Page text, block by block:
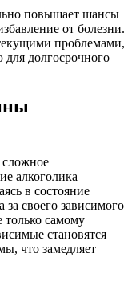
повышает шансы
от болезни.
проблемами,
долгосрочного
алкоголика
в состояние
за своего зависимого
только самому
становятся
что замедляет